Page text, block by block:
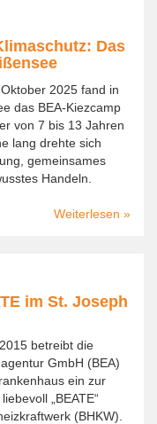
2025:
Das
2025 fand in
das BEA-Kiezcamp
von 7 bis 13 Jahren
lang drehte sich
gemeinsames
Handeln.
Weiterlesen über
Das
im St. Joseph
betreibt die
GmbH (BEA)
ein zur
„BEATE“
(BHKW).